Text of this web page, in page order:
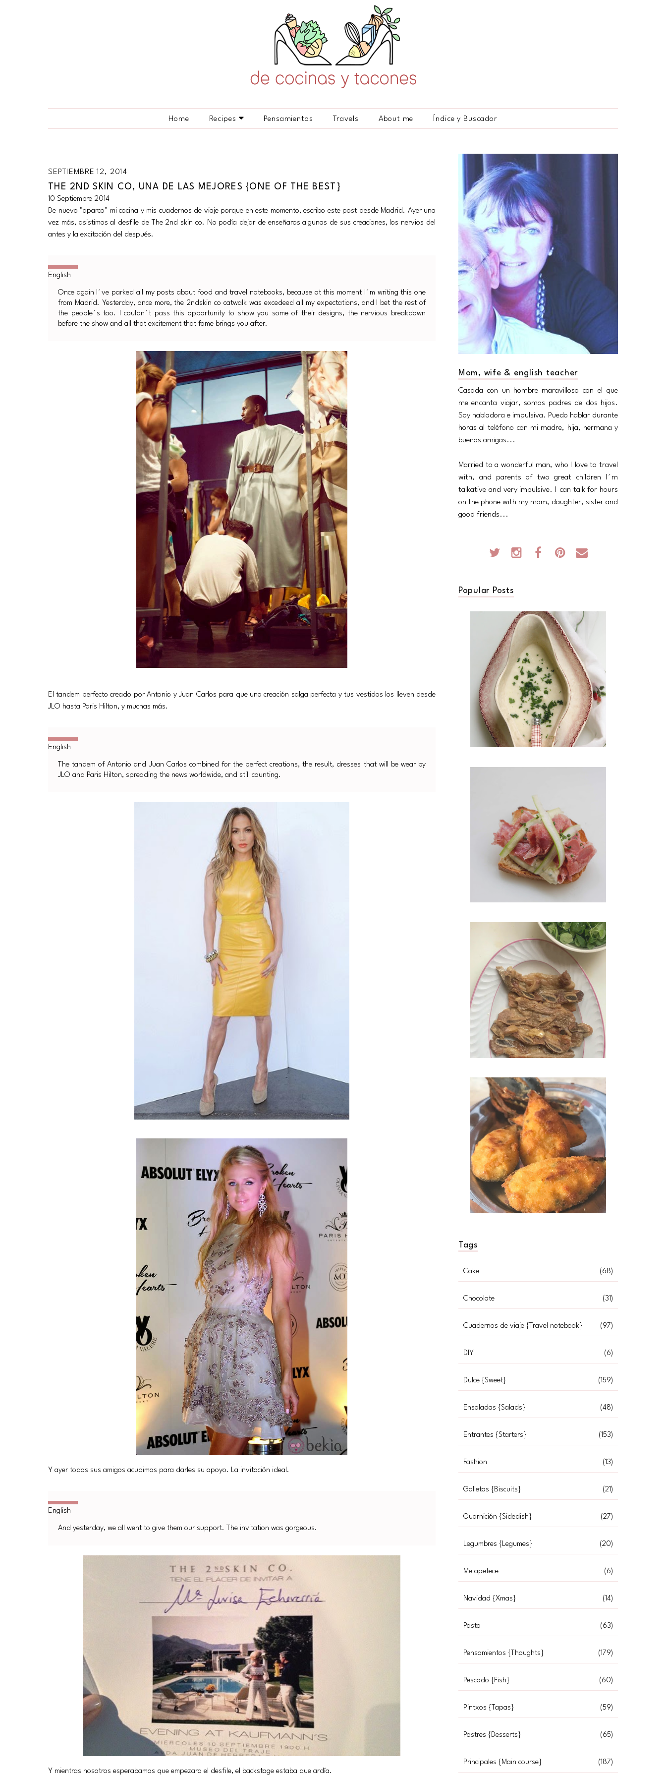
Home Recipes Pensamientos Travels About me Índice y Buscador
SEPTIEMBRE 12, 2014
THE 2ND SKIN CO, UNA DE LAS MEJORES {ONE OF THE BEST}
10 Septiembre 2014
De nuevo "aparco" mi cocina y mis cuadernos de viaje porque en este momento, escribo este post desde Madrid. Ayer una
vez más, asistimos al desfile de The 2nd skin co. No podía dejar de enseñaros algunas de sus creaciones, los nervios del
antes y la excitación del después.
Once again I´ve parked all my posts about food and travel notebooks, because at this moment I´m writing this one
from Madrid. Yesterday, once more, the 2ndskin co catwalk was excedeed all my expectations, and I bet the rest of
the people´s too. I couldn´t pass this opportunity to show you some of their designs, the nervious breakdown
before the show and all that excitement that fame brings you after.
El tandem perfecto creado por Antonio y Juan Carlos para que una creación salga perfecta y tus vestidos los lleven desde
JLO hasta Paris Hilton, y muchas más.
The tandem of Antonio and Juan Carlos combined for the perfect creations, the result, dresses that will be wear by
JLO and Paris Hilton, spreading the news worldwide, and still counting.
Y ayer todos sus amigos acudimos para darles su apoyo. La invitación ideal.
And yesterday, we all went to give them our support. The invitation was gorgeous.
Y mientras nosotros esperabamos que empezara el desfile, el backstage estaba que ardía.
Mom, wife & english teacher
Casada con un hombre maravilloso con el que
me encanta viajar, somos padres de dos hijos.
Soy habladora e impulsiva. Puedo hablar durante
horas al teléfono con mi madre, hija, hermana y
buenas amigas...
Married to a wonderful man, who I love to travel
with, and parents of two great children I´m
talkative and very impulsive. I can talk for hours
on the phone with my mom, daughter, sister and
good friends...
Popular Posts
Tags
Cake (68)
Chocolate (31)
Cuadernos de viaje {Travel notebook} (97)
DIY (6)
Dulce {Sweet} (159)
Ensaladas {Salads} (48)
Entrantes {Starters} (153)
Fashion (13)
Galletas {Biscuits} (21)
Guarnición {Sidedish} (27)
Legumbres {Legumes} (20)
Me apetece (6)
Navidad {Xmas} (14)
Pasta (63)
Pensamientos {Thoughts} (179)
Pescado {Fish} (60)
Pintxos {Tapas} (59)
Postres {Desserts} (65)
Principales {Main course} (187)